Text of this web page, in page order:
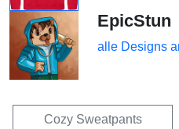
EpicStun
alle Designs
Cozy Sweatpants